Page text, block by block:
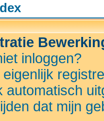
inloggen?
automatisch
dat mijn